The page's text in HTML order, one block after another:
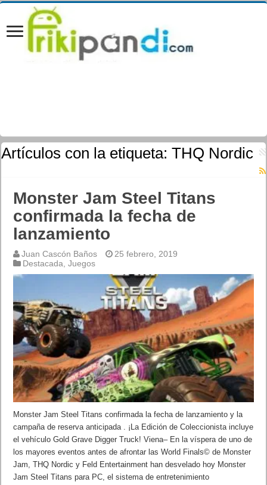
Artículos con la etiqueta:THQ Nordic
Monster Jam Steel Titans
confirmada la fecha de
lanzamiento
Juan Cascón Baños
25 febrero, 2019
Destacada ,Juegos
Monster Jam Steel Titans confirmada la fecha de lanzamiento y la
campaña de reserva anticipada . ¡La Edición de Coleccionista incluye
el vehículo Gold Grave Digger Truck! Viena– En la víspera de uno de
los mayores eventos antes de afrontar las World Finals© de Monster
Jam, THQ Nordic y Feld Entertainment han desvelado hoy Monster
Jam Steel Titans para PC, el sistema de entretenimiento